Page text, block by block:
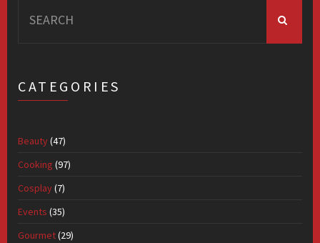
for:
CATEGORIES
Beauty(47)
Cooking (97)
Cosplay(7)
Events (35)
Gourmet(29)